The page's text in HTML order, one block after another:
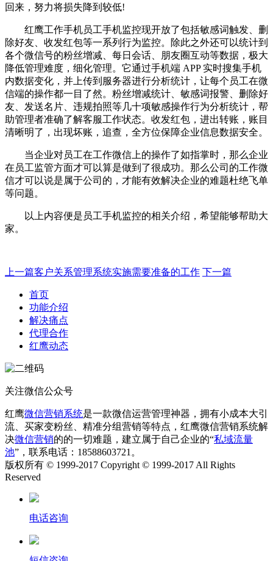
回来，努力将损失降到较低!
红鹰工作手机员工手机监控现开放了包括敏感词触发、删
除好友、收发红包等一系列行为监控。除此之外还可以统计到
各个微信号的粉丝增减、每日会话、朋友圈互动等数据，极大
降低管理难度，细化管理。它通过手机端 APP 实时搜集手机
内数据变化，并上传到服务器进行分析统计，让每个员工在微
信端的操作都一目了然。粉丝增减统计、敏感词报警、删除好
友、发送名片、违规拍照等几十项敏感操作行为分析统计，帮
助管理者准确了解客服工作状态。收发红包，进出转账，账目
清晰明了，出现坏账，追查，全方位保障企业信息数据安全。
当企业对员工在工作微信上的操作了如指掌时，那么企业
在员工监管方面才可以算是做到了很成功。那么公司的工作微
信才可以说是属于公司的，才能有效解决企业的难题杜绝飞单
等问题。
以上内容便是员工手机监控的相关介绍，希望能够帮助大
家。
上一篇客户关系管理系统实施需要准备的工作 下一篇
首页
功能介绍
解决痛点
代理合作
红鹰动态
关注微信公众号
红鹰微信营销系统是一款微信运营管理神器，拥有小成本大引
流、买家变粉丝、精准分组营销等特点，红鹰微信营销系统解
决微信营销的的一切难题，建立属于自己企业的“私域流量
池”，联系电话：18588603721。
版权所有 © 1999-2017 Copyright © 1999-2017 All Rights
Reserved
电话咨询